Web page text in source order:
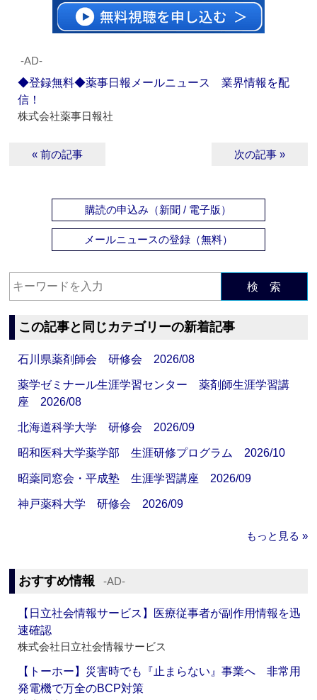
‐AD‐
◆登録無料◆薬事日報メールニュース 業界情報を配
信！
株式会社薬事日報社
« 前の記事 次の記事 »
購読の申込み（新聞 / 電子版）
メールニュースの登録（無料）
検 索
この記事と同じカテゴリーの新着記事
石川県薬剤師会 研修会 2026/08
薬学ゼミナール生涯学習センター 薬剤師生涯学習講
座 2026/08
北海道科学大学 研修会 2026/09
昭和医科大学薬学部 生涯研修プログラム 2026/10
昭薬同窓会・平成塾 生涯学習講座 2026/09
神戸薬科大学 研修会 2026/09
もっと見る »
おすすめ情報 ‐AD‐
【日立社会情報サービス】医療従事者が副作用情報を迅
速確認
株式会社日立社会情報サービス
【トーホー】災害時でも『止まらない』事業へ 非常用
発電機で万全のBCP対策